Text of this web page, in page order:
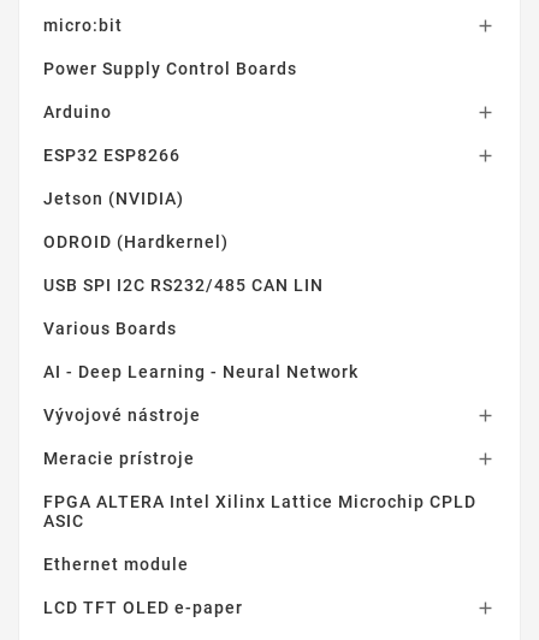
micro:bit 
Power Supply Control Boards
Arduino 
ESP32 ESP8266 
Jetson (NVIDIA)
ODROID (Hardkernel)
USB SPI I2C RS232/485 CAN LIN
Various Boards
AI - Deep Learning - Neural Network
Vývojové nástroje 
Meracie prístroje 
FPGA ALTERA Intel Xilinx Lattice Microchip CPLD
ASIC
Ethernet module
LCD TFT OLED e-paper 